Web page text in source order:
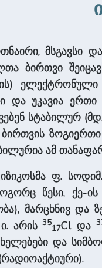
მსგავსი
ბირთვი
და უკავია
ამ
ფ.
წესი, ქე-
მარცხნივ და
არის35
17Cl და
და